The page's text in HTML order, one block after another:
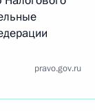
pravo.gov.ru